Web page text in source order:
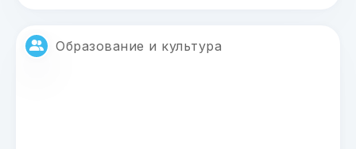
Образование и культура